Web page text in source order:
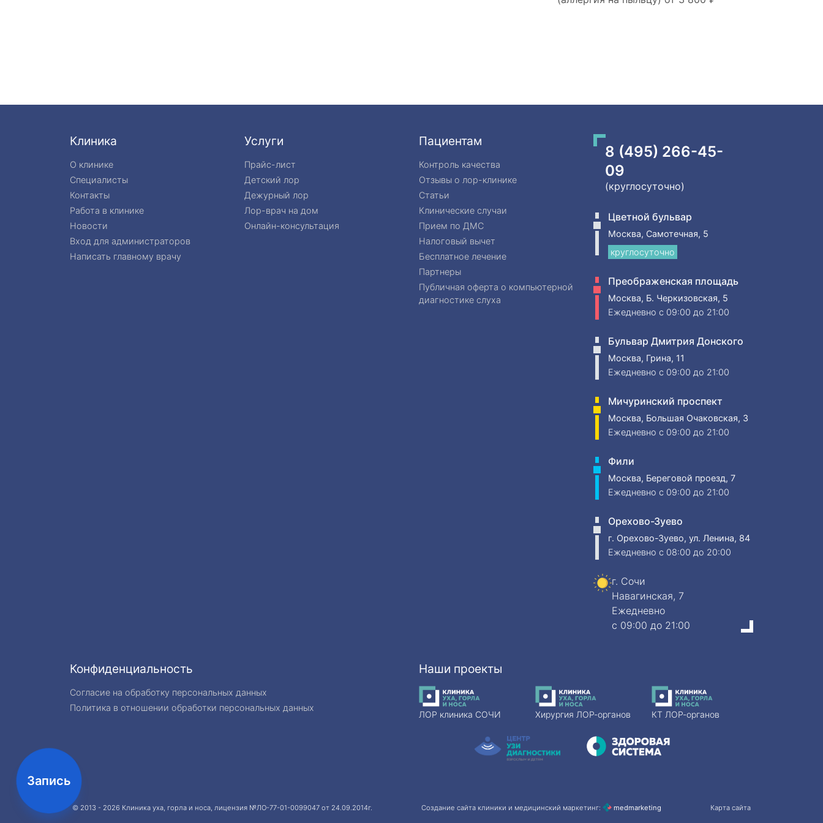
Клиника
О клинике
Специалисты
Контакты
Работа в клинике
Новости
Вход для администраторов
Написать главному врачу
Услуги
Прайс-лист
Детский лор
Дежурный лор
Лор-врач на дом
Онлайн-консультация
Пациентам
Контроль качества
Отзывы о лор-клинике
Статьи
Клинические случаи
Прием по ДМС
Налоговый вычет
Бесплатное лечение
Партнеры
Публичная оферта о компьютерной
диагностике слуха
8 (495) 266-45-
09
(круглосуточно)
Цветной бульвар
Москва, Самотечная, 5
круглосуточно
Преображенская площадь
Москва, Б. Черкизовская, 5
Ежедневно c 09:00 до 21:00
Бульвар Дмитрия Донского
Москва, Грина, 11
Ежедневно c 09:00 до 21:00
Мичуринский проспект
Москва, Большая Очаковская, 3
Ежедневно c 09:00 до 21:00
Фили
Москва, Береговой проезд, 7
Ежедневно c 09:00 до 21:00
Орехово-Зуево
г. Орехово-Зуево, ул. Ленина, 84
Ежедневно c 08:00 до 20:00
г. Сочи
Навагинская, 7
Ежедневно
c 09:00 до 21:00
Конфиденциальность
Согласие на обработку персональных данных
Политика в отношении обработки персональных данных
Наши проекты
ЛОР клиника СОЧИ Хирургия ЛОР-органов КТ ЛОР-органов
© 2013 - 2026 Клиника уха, горла и носа , лицензия №ЛО-77-01-0099047 от 24.09.2014г. Создание сайта клиники и медицинский маркетинг: medmarketing Карта сайта
Запись